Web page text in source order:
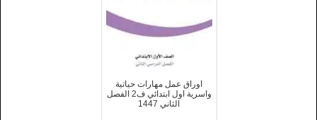
اوراق عمل مهارات حياتية
واسرية اول ابتدائي ف2 الفصل
الثاني 1447